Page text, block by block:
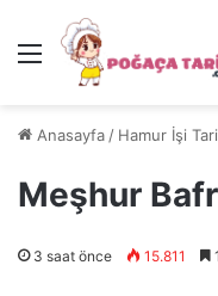
Menü
Anasayfa / Hamur İşi
Meşhur
3 saat önce 15.811